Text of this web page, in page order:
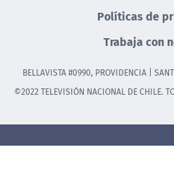
Políticas de
Trabaja con
BELLAVISTA #0990, PROVIDENCIA |
©2022 TELEVISIÓN NACIONAL DE CHILE.